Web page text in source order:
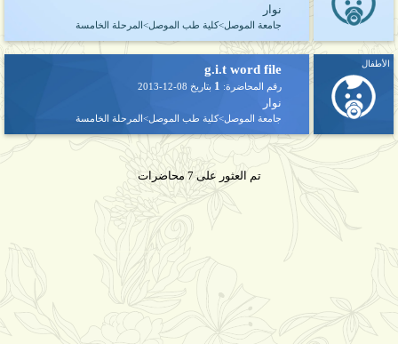
نوار
جامعة الموصل>كلية طب الموصل>المرحلة الخامسة
الأطفال g.i.t word file
رقم المحاضرة: 1 بتاريخ 2013-12-08
نوار
جامعة الموصل>كلية طب الموصل>المرحلة الخامسة
تم العثور على 7 محاضرات